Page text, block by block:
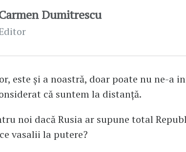
Dumitrescu
este și a noastră, doar poate nu ne-a
că suntem la distanță.
noi dacă Rusia ar supune total
vasalii la putere?